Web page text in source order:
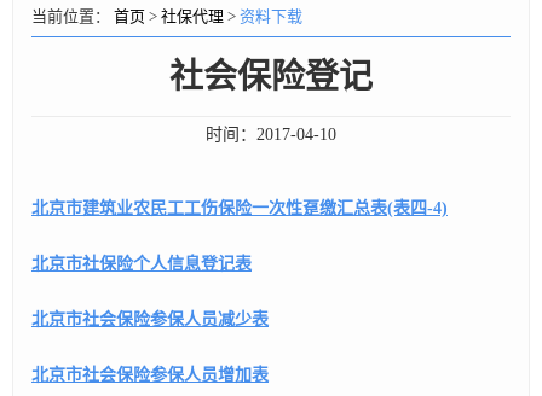
当前位置： 首页 > 社保代理 > 资料下载
社会保险登记
时间： 2017-04-10
北京市建筑业农民工工伤保险一次性趸缴汇总表(表四-4)
北京市社保险个人信息登记表
北京市社会保险参保人员减少表
北京市社会保险参保人员增加表